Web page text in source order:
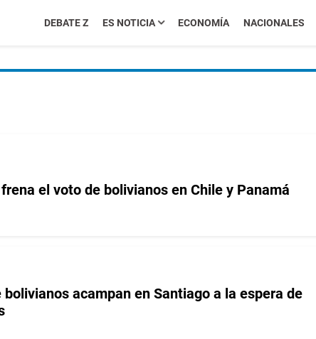
DEBATE Z ES NOTICIA ECONOMÍA NACIONALES
el voto de bolivianos en Chile y Panamá
bolivianos acampan en Santiago a la espera de